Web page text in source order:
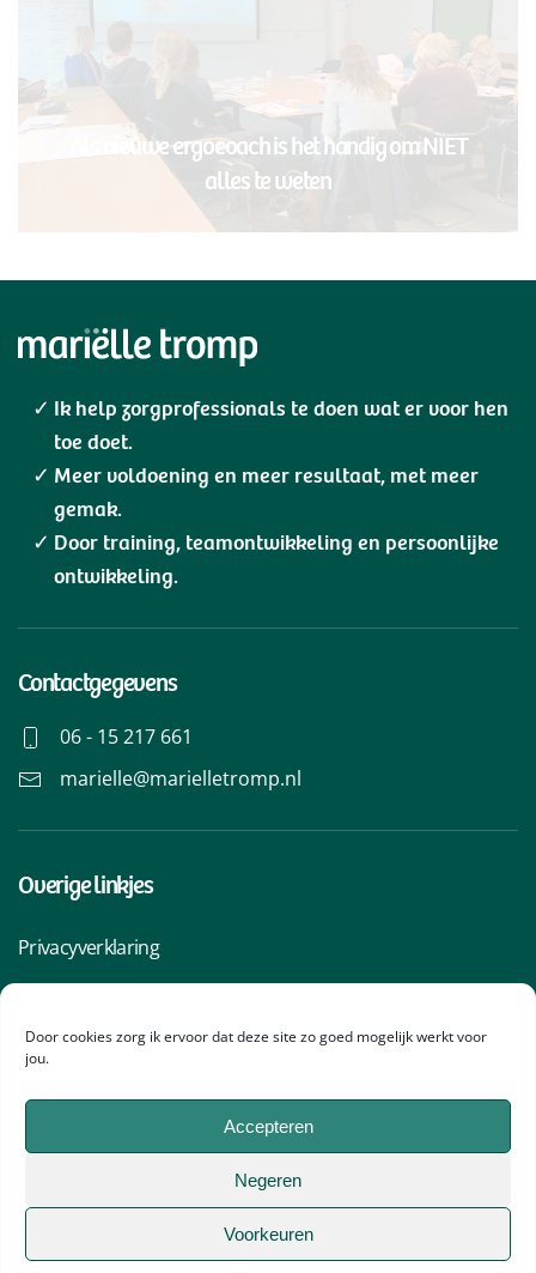
Door cookies zorg ik ervoor dat deze site zo goed mogelijk werkt voor
jou.
Accepteren
Negeren
Voorkeuren
Als nieuwe ergocoach is het handig om NIET
alles te weten
Ik help zorgprofessionals te doen wat er voor hen
toe doet.
Meer voldoening en meer resultaat, met meer
gemak.
Door training, teamontwikkeling en persoonlijke
ontwikkeling.
Contactgegevens
06 - 15 217 661
marielle@marielletromp.nl
Overige linkjes
Privacyverklaring
Algemene voorwaarden
Cookiebeleid
©
Studio Sandra Gortemaker